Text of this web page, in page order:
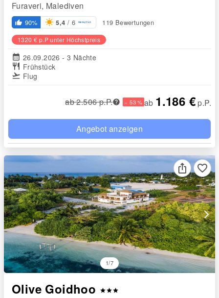
Furaveri, Malediven
thumb_up_alt 90% 5,4 / 6 119 Bewertungen
1320 € p.P unter Höchstpreis
calendar_month 26.09.2026 - 3 Nächte
restaurant Frühstück
flight_takeoff Flug
ab 2.506 p.P. − 53 % ab 1.186 € p.P.
Angebot anzeigen
arrow_forward_ios
1/7
favorite_border
Olive Goidhoo starstarstar